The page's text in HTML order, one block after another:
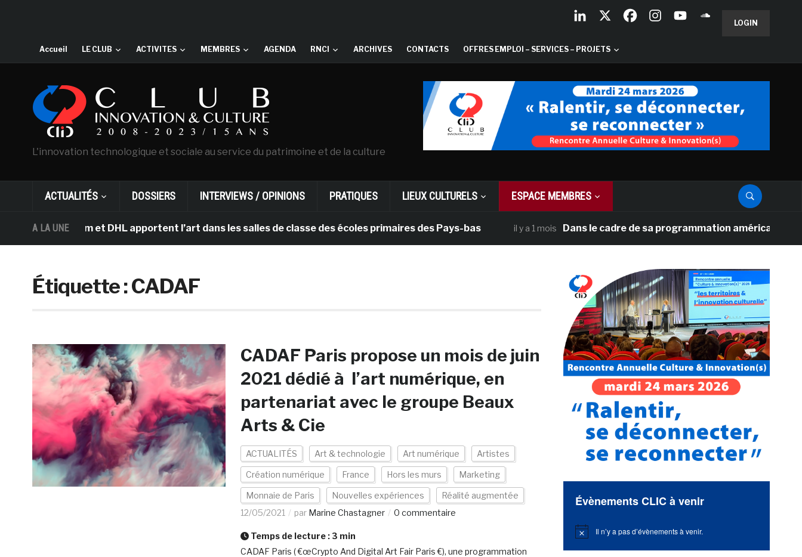
LOGIN
Accueil LE CLUB ACTIVITES MEMBRES AGENDA RNCI ARCHIVES CONTACTS OFFRES EMPLOI – SERVICES – PROJETS
L'innovation technologique et sociale au service du patrimoine et de la culture
ACTUALITÉS DOSSIERS INTERVIEWS / OPINIONS PRATIQUES LIEUX CULTURELS ESPACE MEMBRES
A LA UNEet DHL apportent l’art dans les salles de classe des écoles primaires des Pays-bas il y a 1 mois Dans le cadre de sa programmation américaine,
Étiquette :CADAF
CADAF Paris propose un mois de juin
2021 dédié à l’art numérique, en
partenariat avec le groupe Beaux
Arts & Cie
ACTUALITÉS Art & technologie Art numérique Artistes
Création numérique France Hors les murs Marketing
Monnaie de Paris Nouvelles expériences
Réalité augmentée
12/05/2021
par Marine Chastagner 0 commentaire
Temps de lecture : 3 min
CADAF Paris ( €œCrypto And Digital Art Fair Paris €), une programmation
Évènements CLIC à venir
Notice Il n’y a pas d’évènements à venir.